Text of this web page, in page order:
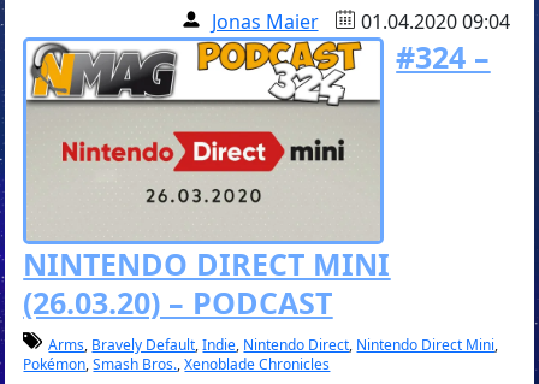
Jonas Maier 01.04.2020 09:04
#324 –
NINTENDO DIRECT MINI
(26.03.20) – PODCAST
Arms, Bravely Default,Indie, Nintendo Direct, Nintendo Direct Mini,
Pokémon,Smash Bros.,Xenoblade Chronicles